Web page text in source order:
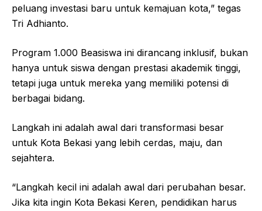
peluang investasi baru untuk kemajuan kota,” tegas
Tri Adhianto.
Program 1.000 Beasiswa ini dirancang inklusif, bukan
hanya untuk siswa dengan prestasi akademik tinggi,
tetapi juga untuk mereka yang memiliki potensi di
berbagai bidang.
Langkah ini adalah awal dari transformasi besar
untuk Kota Bekasi yang lebih cerdas, maju, dan
sejahtera.
“Langkah kecil ini adalah awal dari perubahan besar.
Jika kita ingin Kota Bekasi Keren, pendidikan harus